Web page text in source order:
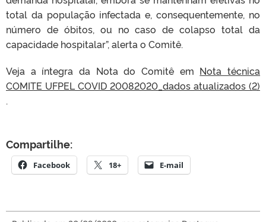
total da população infectada e, consequentemente, no
número de óbitos, ou no caso de colapso total da
capacidade hospitalar”, alerta o Comitê.
Veja a íntegra da Nota do Comitê em Nota técnica
COMITE UFPEL COVID 20082020_dados atualizados (2)
.
Compartilhe:
Facebook 18+ E-mail